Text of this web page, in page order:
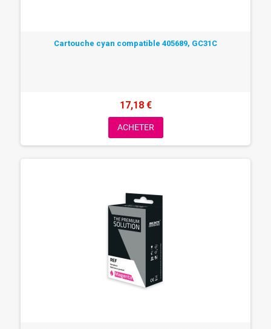
Cartouche cyan compatible 405689, GC31C
17,18 €
ACHETER